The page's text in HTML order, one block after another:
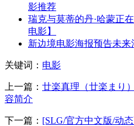
影推荐
瑞克与莫蒂的丹·哈蒙正
电影】
新边境电影海报预告未来
关键词： 电影
上一篇： 廿楽真理（廿楽まり
容简介
下一篇： [SLG/官方中文版/动